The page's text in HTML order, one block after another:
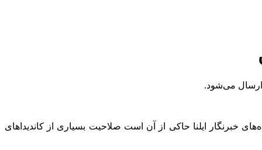
ارسال می‌شود.
خبرنگار ایلنا حاکی از آن است صلاحیت بسیاری از کاندیداهای